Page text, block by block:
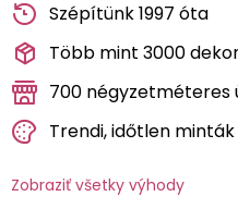
Szépítünk 1997 óta
Több mint 3000
700
Trendi, időtlen
Zobraziť všetky výhody